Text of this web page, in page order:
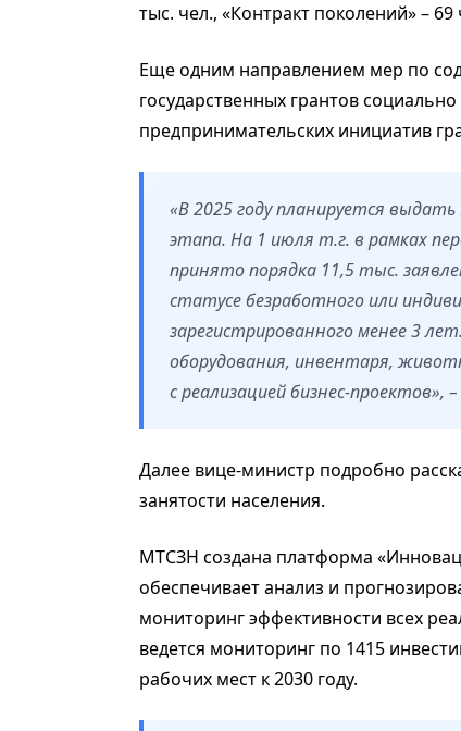
тыс. чел., «Контракт поколений» –
Еще одним направлением мер по
государственных грантов
предпринимательских инициатив
«В 2025 году планируется
этапа. На 1 июля т.г. в рамках
принято порядка 11,5 тыс.
статусе безработного или
зарегистрированного менее 3
оборудования, инвентаря,
с реализацией бизнес-проектов»,
Далее вице-министр подробно
занятости населения.
МТСЗН создана платформа
обеспечивает анализ и
мониторинг эффективности всех
ведется мониторинг по 1415
рабочих мест к 2030 году.